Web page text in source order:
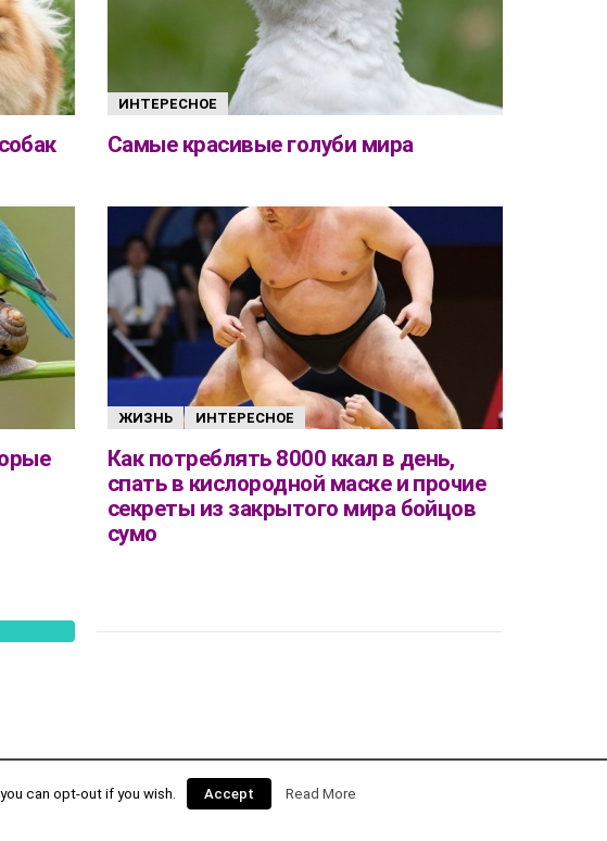
ИНТЕРЕСНОЕ
Самые красивые голуби мира
ЖИЗНЬ ИНТЕРЕСНОЕ
Как потреблять 8000 ккал в день,
спать в кислородной маске и прочие
секреты из закрытого мира бойцов
сумо
can opt-out if you wish. Accept Read More